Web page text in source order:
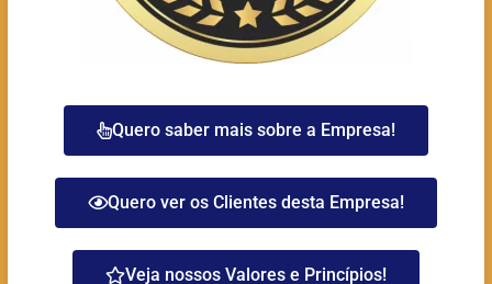
Quero saber mais sobre a Empresa!
Quero ver os Clientes desta Empresa!
Veja nossos Valores e Princípios!